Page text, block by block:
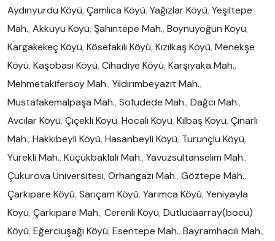
Aydınyurdu Köyü, Çamlıca Köyü, Yağızlar Köyü, Yeşiltepe
Mah., Akkuyu Köyü, Şahintepe Mah., Boynuyoğun Köyü,
Kargakekeç Köyü, Kösefakılı Köyü, Kızılkaş Köyü, Menekşe
Köyü, Kaşobası Köyü, Cihadiye Köyü, Karşıyaka Mah.,
Mehmetakifersoy Mah., Yıldırımbeyazıt Mah.,
Mustafakemalpaşa Mah., Sofudede Mah., Dağcı Mah.,
Avcılar Köyü, Çiçekli Köyü, Hocalı Köyü, Kılbaş Köyü, Çınarlı
Mah., Hakkıbeyli Köyü, Hasanbeyli Köyü, Turunçlu Köyü,
Yürekli Mah., Küçükbaklalı Mah., Yavuzsultanselim Mah.,
Çukurova Üniversitesi, Orhangazı Mah., Göztepe Mah.,
Çarkıpare Köyü, Sarıçam Köyü, Yarımca Köyü, Yeniyayla
Köyü, Çarkıpare Mah., Cerenli Köyü, Dutlucaarray(bocu)
Köyü, Eğerciuşağı Köyü, Esentepe Mah., Bayramhacılı Mah.,